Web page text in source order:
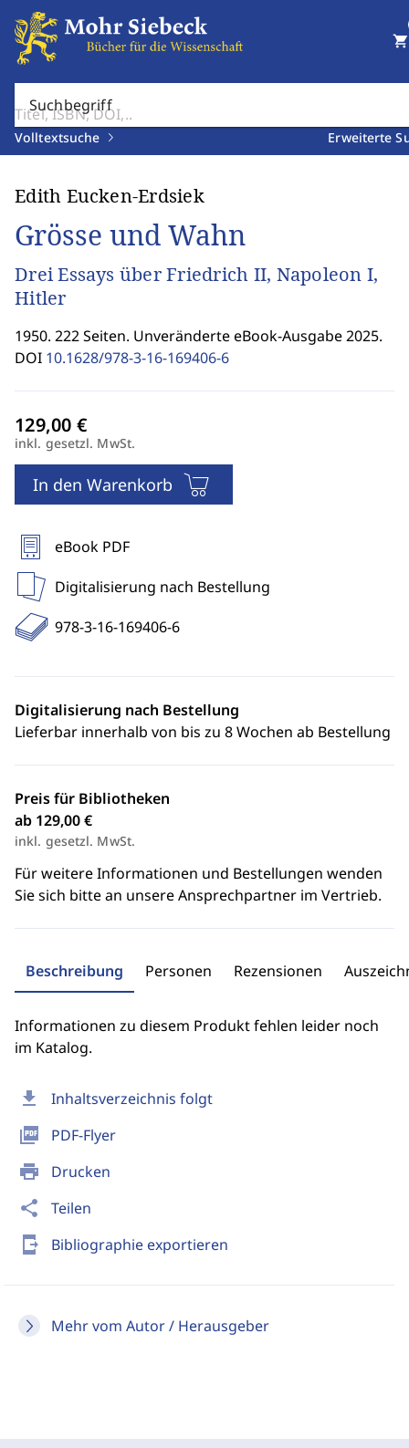
Suchbegriff
Volltextsuche Erweiterte
shopping_cart
download Inhaltsverzeichnis folgt
picture_as_pdf PDF-Flyer
print Drucken
share Teilen
send_to_mobile Bibliographie exportieren
Mehr vom Autor / Herausgeber
Edith Eucken-Erdsiek
Grösse und Wahn
Drei Essays über Friedrich II, Napoleon I,
Hitler
1950. 222 Seiten. Unveränderte eBook-Ausgabe 2025.
DOI 10.1628/978-3-16-169406-6
inkl. gesetzl. MwSt.
In den Warenkorb
eBook PDF
Digitalisierung nach Bestellung
978-3-16-169406-6
Digitalisierung nach Bestellung
Lieferbar innerhalb von bis zu 8 Wochen ab Bestellung
Preis für Bibliotheken
ab 129,00 €
inkl. gesetzl. MwSt.
Für weitere Informationen und Bestellungen wenden
Sie sich bitte an unsere Ansprechpartner im Vertrieb.
Beschreibung Personen Rezensionen
Informationen zu diesem Produkt fehlen leider noch
im Katalog.